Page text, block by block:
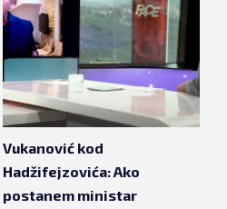
Vukanović kod
Hadžifejzovića: Ako
postanem ministar